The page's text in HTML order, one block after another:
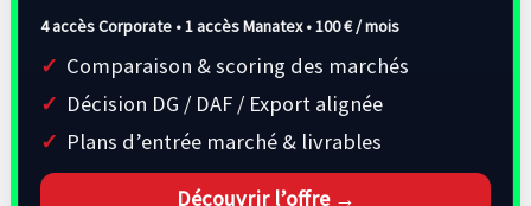
4 accès Corporate • 1 accès Manatex •100 € / mois
Comparaison & scoring des marchés
Décision DG / DAF / Export alignée
Plans d’entrée marché & livrables
Découvrir l’offre →